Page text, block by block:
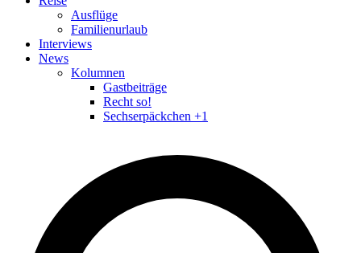
Ausflüge
Familienurlaub
Interviews
News
Kolumnen
Gastbeiträge
Recht so!
Sechserpäckchen +1